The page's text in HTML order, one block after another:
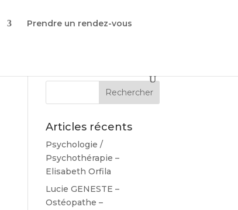
Prendre un rendez-vous
Articles récents
Psychologie /
Psychothérapie –
Elisabeth Orfila
Lucie GENESTE –
Ostéopathe –